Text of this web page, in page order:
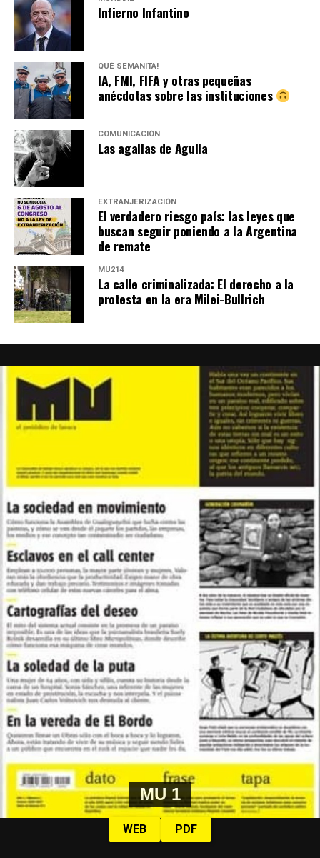
Infierno Infantino
QUÉ SEMANITA!
IA, FMI, FIFA y otras pequeñas
anécdotas sobre las instituciones
COMUNICACIÓN
Las agallas de Agulla
EXTRANJERIZACIÓN
El verdadero riesgo país: las leyes que
buscan seguir poniendo a la Argentina
de remate
MU214
La calle criminalizada: El derecho a la
protesta en la era Milei-Bullrich
MU 1
WEB PDF